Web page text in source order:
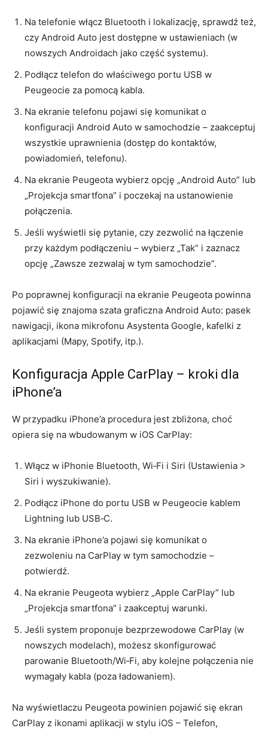
Na telefonie włącz Bluetooth i lokalizację, sprawdź też,
czy Android Auto jest dostępne w ustawieniach (w
nowszych Androidach jako część systemu).
Podłącz telefon do właściwego portu USB w
Peugeocie za pomocą kabla.
Na ekranie telefonu pojawi się komunikat o
konfiguracji Android Auto w samochodzie – zaakceptuj
wszystkie uprawnienia (dostęp do kontaktów,
powiadomień, telefonu).
Na ekranie Peugeota wybierz opcję „Android Auto” lub
„Projekcja smartfona” i poczekaj na ustanowienie
połączenia.
Jeśli wyświetli się pytanie, czy zezwolić na łączenie
przy każdym podłączeniu – wybierz „Tak” i zaznacz
opcję „Zawsze zezwalaj w tym samochodzie”.
Po poprawnej konfiguracji na ekranie Peugeota powinna
pojawić się znajoma szata graficzna Android Auto: pasek
nawigacji, ikona mikrofonu Asystenta Google, kafelki z
aplikacjami (Mapy, Spotify, itp.).
Konfiguracja Apple CarPlay – kroki dla
iPhone’a
W przypadku iPhone’a procedura jest zbliżona, choć
opiera się na wbudowanym w iOS CarPlay:
Włącz w iPhonie Bluetooth, Wi‑Fi i Siri (Ustawienia >
Siri i wyszukiwanie).
Podłącz iPhone do portu USB w Peugeocie kablem
Lightning lub USB‑C.
Na ekranie iPhone’a pojawi się komunikat o
zezwoleniu na CarPlay w tym samochodzie –
potwierdź.
Na ekranie Peugeota wybierz „Apple CarPlay” lub
„Projekcja smartfona” i zaakceptuj warunki.
Jeśli system proponuje bezprzewodowe CarPlay (w
nowszych modelach), możesz skonfigurować
parowanie Bluetooth/Wi‑Fi, aby kolejne połączenia nie
wymagały kabla (poza ładowaniem).
Na wyświetlaczu Peugeota powinien pojawić się ekran
CarPlay z ikonami aplikacji w stylu iOS – Telefon,